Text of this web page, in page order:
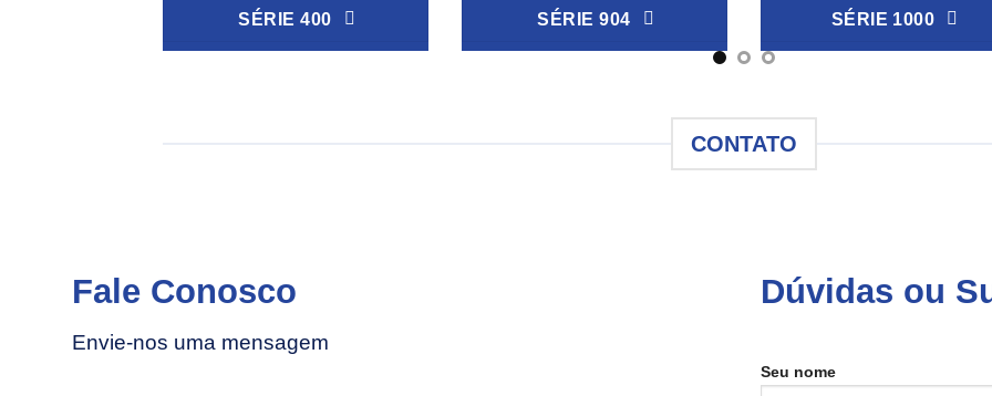
SÉRIE 400 SÉRIE 904 SÉRIE 1000
CONTATO
Fale Conosco
Envie-nos uma mensagem
Dúvidas ou
Seu nome